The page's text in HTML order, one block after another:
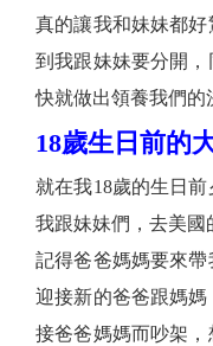
真的讓我和妹妹都
到我跟妹妹要分開
快就做出領養我們的
18歲生日前的
就在我18歲的生日
我跟妹妹們，去美國
記得爸爸媽媽要來
迎接新的爸爸跟媽
接爸爸媽媽而吵架